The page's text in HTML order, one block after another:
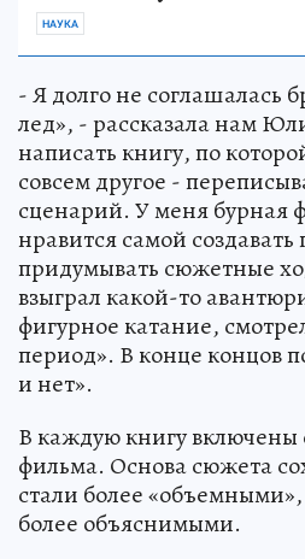
НАУКА
- Я долго не соглашалась
лед», - рассказала нам
написать книгу, по
совсем другое -
сценарий. У меня бурная
нравится самой
придумывать сюжетные
взыграл какой-то
фигурное катание,
период». В конце концов
и нет».
В каждую книгу включены
фильма. Основа сюжета
стали более
более объяснимыми.